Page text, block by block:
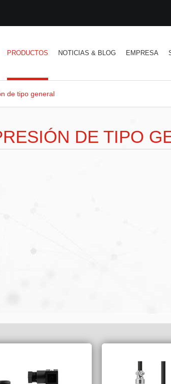
PRODUCTOS NOTICIAS & BLOG EMPRESA
de tipo general
DE TIPO